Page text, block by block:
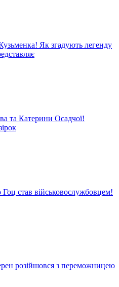
Як згадують легенду
та Катерини Осадчої!
став військовослужбовцем!
розійшовся з переможницею